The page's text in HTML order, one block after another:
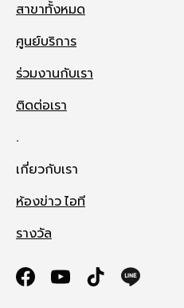
สาขาทั้งหมด
ศูนย์บริการ
ร่วมงานกับเรา
ติดต่อเรา
.
เกี่ยวกับเรา
ห้องข่าว ไอที
รางวัล
FacebookYouTubeTikTok